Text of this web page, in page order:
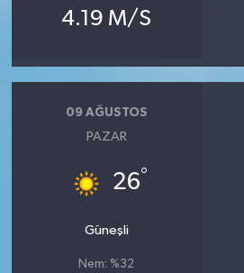
4.19 M/S
09 AĞUSTOS
PAZAR
26°
Güneşli
Nem: %32